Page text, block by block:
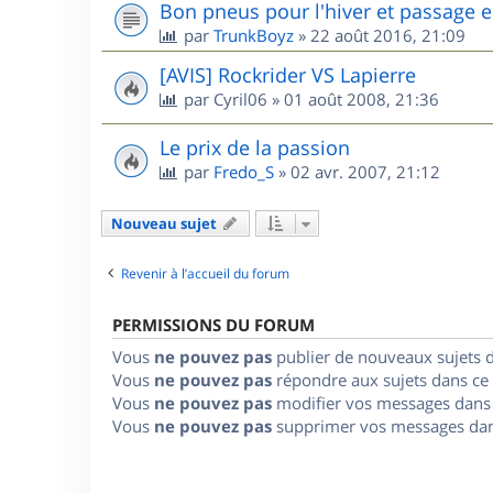
Bon pneus pour l'hiver et passage
par TrunkBoyz » 22 août 2016, 21:09
[AVIS] Rockrider VS Lapierre
par Cyril06 » 01 août 2008, 21:36
Le prix de la passion
par Fredo_S » 02 avr. 2007, 21:12
Nouveau sujet
Revenir à l’accueil du forum
PERMISSIONS DU FORUM
Vous ne pouvez pas publier de nouveaux sujets
Vous ne pouvez pas répondre aux sujets dans
Vous ne pouvez pas modifier vos messages
Vous ne pouvez pas supprimer vos messages